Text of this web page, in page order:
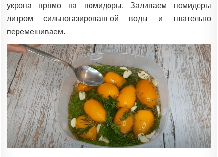
укропа прямо на помидоры. Заливаем помидоры
литром сильногазированной воды и тщательно
перемешиваем.